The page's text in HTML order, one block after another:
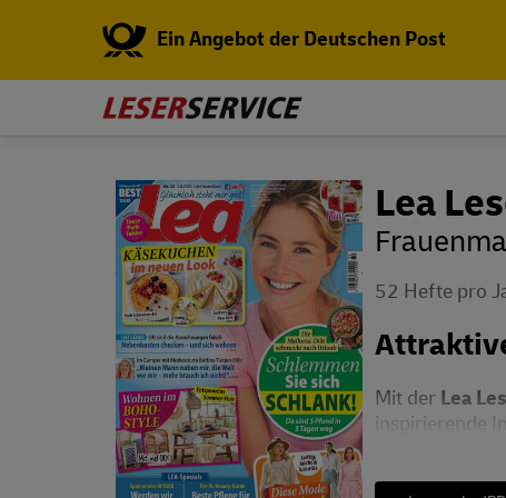
Ein Angebot der Deutschen Post
Lea
52 Hefte pro
Mit der Lea
inspirierende